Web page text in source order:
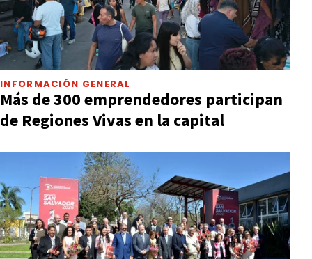
INFORMACIÓN GENERAL
Más de 300 emprendedores participan
de Regiones Vivas en la capital